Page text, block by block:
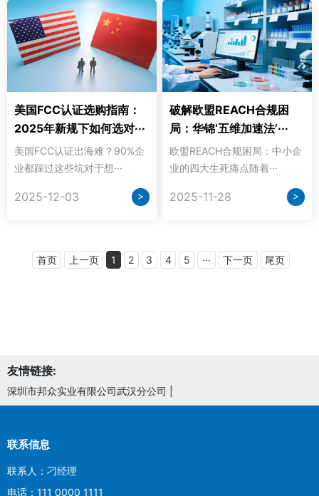
美国FCC认证选购指南：
2025年新规下如何选对···
美国FCC认证出海难？90%企
业都踩过这些坑对于想···
2025-12-03 >
破解欧盟REACH合规困
局：华锦‘五维加速法’···
欧盟REACH合规困局：中小企
业的四大生死痛点随着···
2025-11-28 >
首页 上一页 1 2 3 4 5 ··· 下一页 尾页
友情链接:
深圳市邦众实业有限公司武汉分公司
联系信息
联系人：刁经理
电话：111 0000 1111